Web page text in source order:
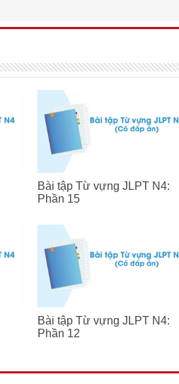
Bài tập Từ vựng JLPT N4:
Phần 15
Bài tập Từ vựng JLPT N4:
Phần 12